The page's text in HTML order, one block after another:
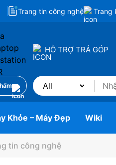
Trang tin công nghệ Trang
HỖ TRỢ TRẢ GÓP
Khỏe – Máy Đẹp Wiki
tin công nghệ